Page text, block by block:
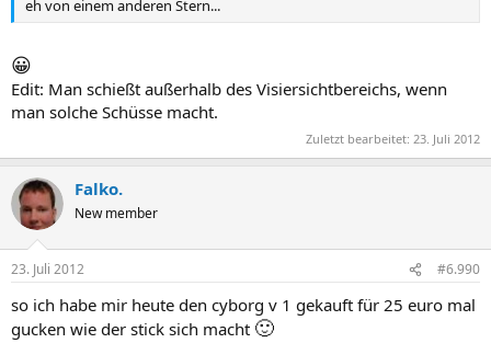
eh von einem anderen Stern...
😀
Edit: Man schießt außerhalb des Visiersichtbereichs, wenn
man solche Schüsse macht.
Zuletzt bearbeitet: 23. Juli 2012
Falko.
New member
23. Juli 2012 #6.990
so ich habe mir heute den cyborg v 1 gekauft für 25 euro mal
gucken wie der stick sich macht 🙂